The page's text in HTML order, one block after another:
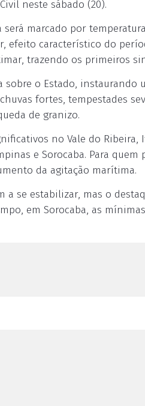
neste sábado (20).
marcado por
efeito característico do
trazendo os primeiros
sobre o Estado,
fortes, tempestades
de granizo.
no Vale do Ribeira,
e Sorocaba. Para
da agitação marítima.
a se estabilizar, mas o
em Sorocaba, as